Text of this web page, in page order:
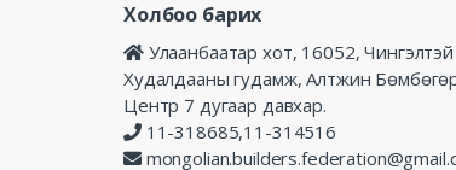
Холбоо барих
Улаанбаатар хот, 16052, Чингэлтэй
Худалдааны гудамж, Алтжин
Центр 7 дугаар давхар.
11-318685,11-314516